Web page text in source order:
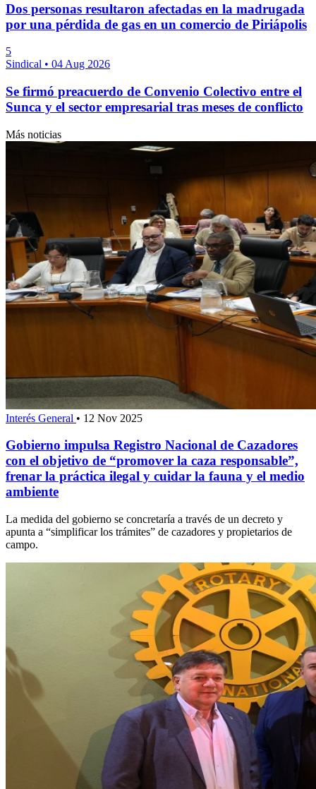
Dos personas resultaron afectadas en la madrugada
por una pérdida de gas en un comercio de Piriápolis
5
Sindical • 04 Aug 2026
Se firmó preacuerdo de Convenio Colectivo entre el
Sunca y el sector empresarial tras meses de conflicto
Más noticias
Interés General • 12 Nov 2025
Gobierno impulsa Registro Nacional de Cazadores
con el objetivo de “promover la caza responsable”,
frenar la práctica ilegal y cuidar la fauna y el medio
ambiente
La medida del gobierno se concretaría a través de un decreto y
apunta a “simplificar los trámites” de cazadores y propietarios de
campo.